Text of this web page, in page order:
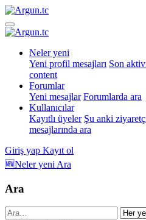
Neler yeni
Yeni profil mesajları Son
content
Forumlar
Yeni mesajlar Forumlarda ara
Kullanıcılar
Kayıtlı üyeler Şu anki
mesajlarında ara
Giriş yap Kayıt ol
🆕Neler yeni Ara
Ara